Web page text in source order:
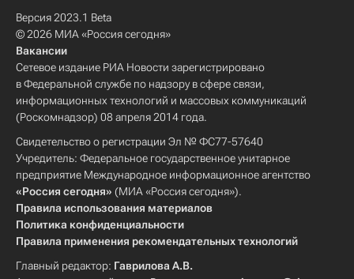
Версия 2023.1 Beta
© 2026 МИА «Россия сегодня»
Вакансии
Сетевое издание РИА Новости зарегистрировано
в Федеральной службе по надзору в сфере связи,
информационных технологий и массовых коммуникаций
(Роскомнадзор) 08 апреля 2014 года.
Свидетельство о регистрации Эл № ФС77-57640
Учредитель: Федеральное государственное унитарное
предприятие Международное информационное агентство
«Россия сегодня» (МИА «Россия сегодня»).
Правила использования материалов
Политика конфиденциальности
Правила применения рекомендательных технологий
Главный редактор: Гаврилова А.В.